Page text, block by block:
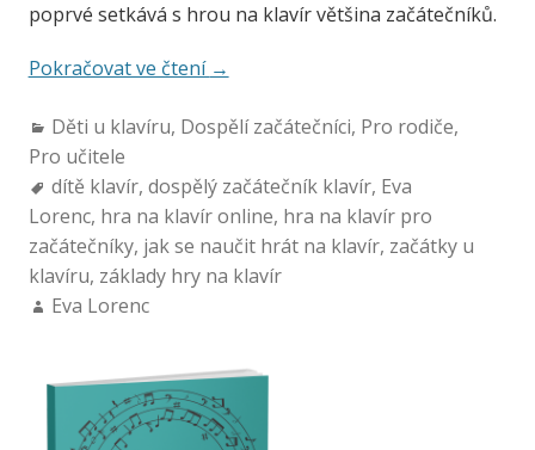
poprvé setkává s hrou na klavír většina začátečníků.
Pokračovat ve čtení →
Děti u klavíru, Dospělí začátečníci, Pro rodiče,
Pro učitele
dítě klavír, dospělý začátečník klavír, Eva
Lorenc, hra na klavír online, hra na klavír pro
začátečníky, jak se naučit hrát na klavír, začátky u
klavíru, základy hry na klavír
Eva Lorenc